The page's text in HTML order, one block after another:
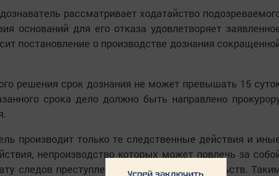
рассматривает ходатайство
оснований для его отказа удовлетворяет
постановление о производстве дознания
решения срок дознания не может превышать 15
срока дело должно быть направлено
производит только те следственные действия и
непроизводство которых может повлечь за
следов преступления или иных доказательств.